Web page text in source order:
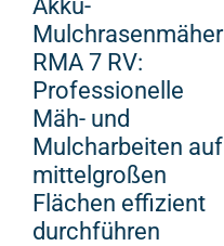
Mulchrasenmäher
RMA 7 RV:
Professionelle
Mäh- und
Mulcharbeiten auf
mittelgroßen
Flächen effizient
durchführen